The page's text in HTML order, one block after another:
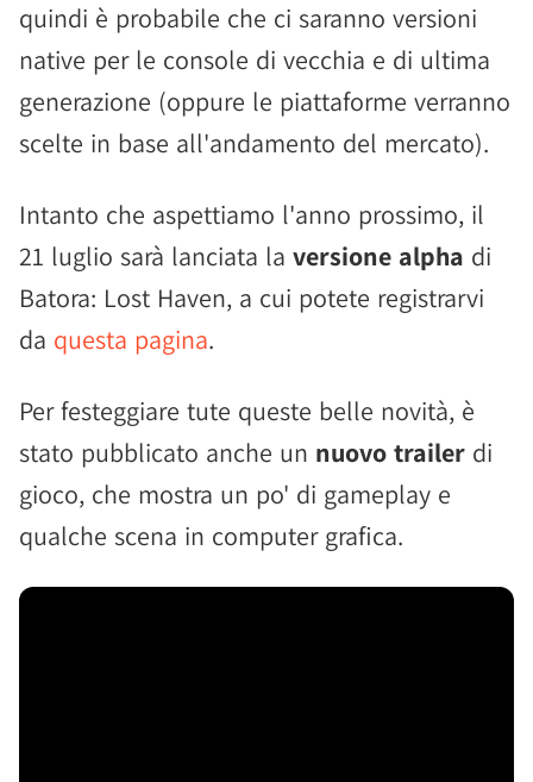
quindi è probabile che ci saranno versioni
native per le console di vecchia e di ultima
generazione (oppure le piattaforme verranno
scelte in base all'andamento del mercato).
Intanto che aspettiamo l'anno prossimo, il
21 luglio sarà lanciata la versione alpha di
Batora: Lost Haven, a cui potete registrarvi
da questa pagina.
Per festeggiare tute queste belle novità, è
stato pubblicato anche un nuovo trailer di
gioco, che mostra un po' di gameplay e
qualche scena in computer grafica.